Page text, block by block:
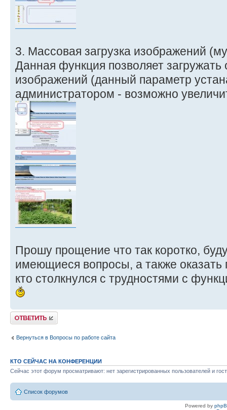
3. Массовая загрузка изображений
Данная функция позволяет
изображений (данный параметр
администратором - возможно
Прошу прощение что так коротко,
имеющиеся вопросы, а также
кто столкнулся с трудностями с
Ответить
Вернуться в Вопросы по работе сайта
КТО СЕЙЧАС НА КОНФЕРЕНЦИИ
Сейчас этот форум просматривают: нет зарегистрированных пользователей и
Список форумов
Powered by